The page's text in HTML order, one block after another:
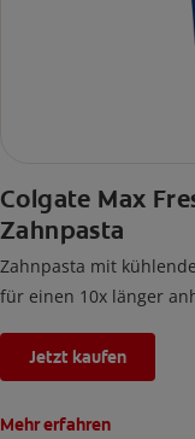
Colgate Max
Zahnpasta
Zahnpasta mit
für einen 10x länger
Jetzt kaufen
Mehr erfahren